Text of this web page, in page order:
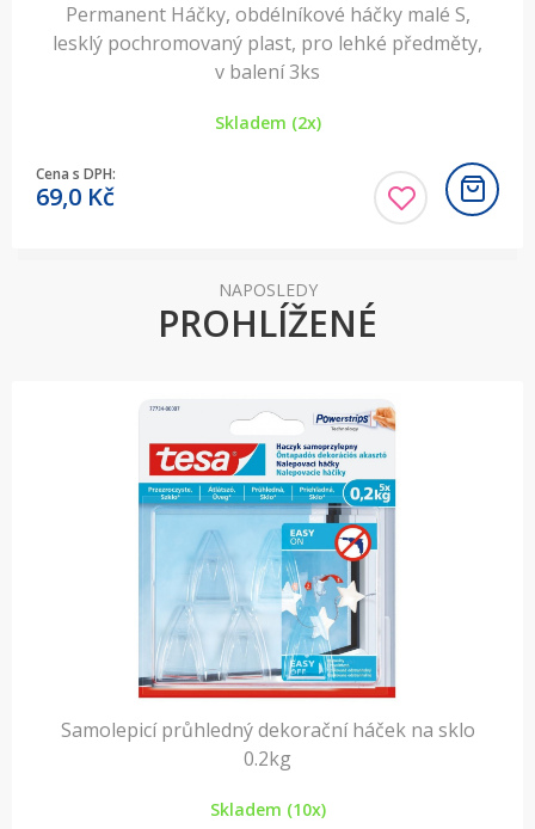
Permanent Háčky, obdélníkové háčky malé S,
lesklý pochromovaný plast, pro lehké předměty,
v balení 3ks
Skladem (2x)
Cena s DPH:
69,0 Kč
NAPOSLEDY
PROHLÍŽENÉ
Samolepicí průhledný dekorační háček na sklo
0.2kg
Skladem (10x)